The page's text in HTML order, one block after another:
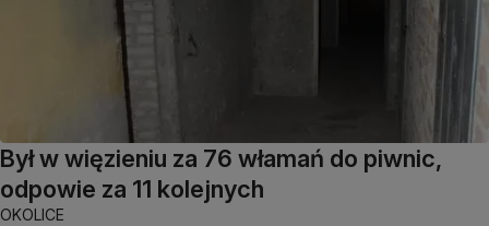
Był w więzieniu za 76 włamań do piwnic,
odpowie za 11 kolejnych
OKOLICE